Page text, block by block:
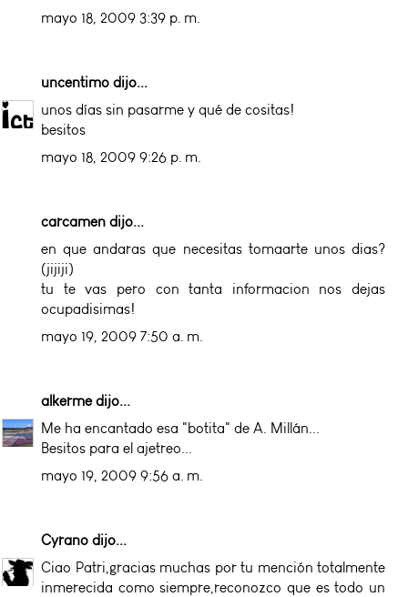
mayo 18, 2009 3:39 p. m.
uncentimo dijo...
unos días sin pasarme y qué de cositas!
besitos
mayo 18, 2009 9:26 p. m.
carcamen dijo...
en que andaras que necesitas tomaarte unos dias?
(jijiji)
tu te vas pero con tanta informacion nos dejas
ocupadisimas!
mayo 19, 2009 7:50 a. m.
alkermedijo...
Me ha encantado esa "botita" de A. Millán...
Besitos para el ajetreo...
mayo 19, 2009 9:56 a. m.
Cyrano dijo...
Ciao Patri,gracias muchas por tu mención totalmente
inmerecida como siempre,reconozco que es todo un